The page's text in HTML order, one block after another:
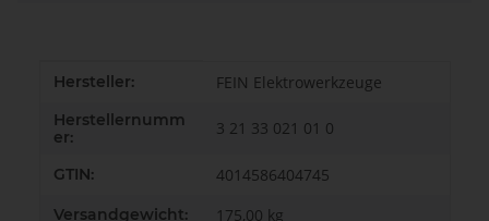
Produkteigenschaft
Wert
Hersteller: FEIN Elektrowerkzeuge
Herstellernumm
er:
3 21 33 021 01 0
GTIN: 4014586404745
Versandgewicht: 175,00 kg